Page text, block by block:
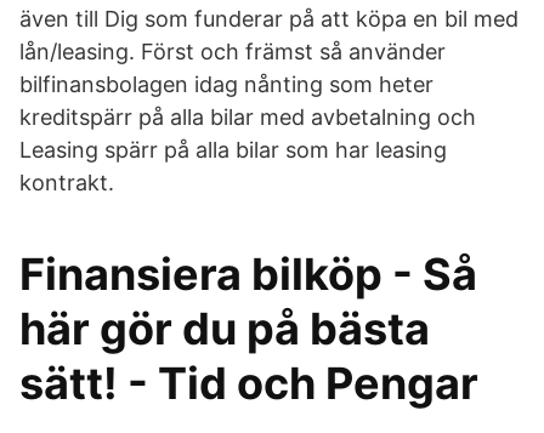
även till Dig som funderar på att köpa en bil med
lån/leasing. Först och främst så använder
bilfinansbolagen idag nånting som heter
kreditspärr på alla bilar med avbetalning och
Leasing spärr på alla bilar som har leasing
kontrakt.
Finansiera bilköp - Så
här gör du på bästa
sätt! - Tid och Pengar